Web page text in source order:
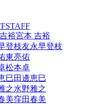
STAFF
宮本 吉裕
友永早登枝
東亮佑
松本卓
田邊恵巳
水野雅之
窪田春美